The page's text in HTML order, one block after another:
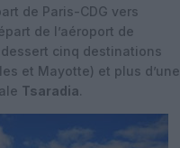
de Paris-CDG vers
de l’aéroport de
cinq destinations
et Mayotte) et plus d’une
Tsaradia.